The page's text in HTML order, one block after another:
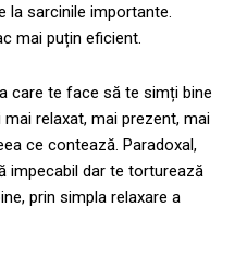
la sarcinile importante.
mai puțin eficient.
care te face să te simți bine
relaxat, mai prezent, mai
ce contează. Paradoxal,
impecabil dar te torturează
prin simpla relaxare a